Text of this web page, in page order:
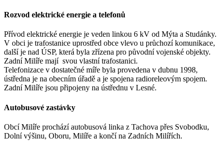
Rozvod elektrické energie a telefonů
Přívod elektrické energie je veden linkou 6 kV od Mýta a Studánky.
V obci je trafostanice uprostřed obce vlevo u průchozí komunikace,
další je nad ÚSP, která byla zřízena pro původní vojenské objekty.
Zadní Milíře mají svou vlastní trafostanici.
Telefonizace v dostatečné míře byla provedena v dubnu 1998,
ústředna je na obecním úřadě a je spojena radioreleovým spojem.
Zadní Milíře jsou připojeny na ústřednu v Lesné.
Autobusové zastávky
Obcí Milíře prochází autobusová linka z Tachova přes Svobodku,
Dolní výšinu, Oboru, Milíře a končí na Zadních Milířích.